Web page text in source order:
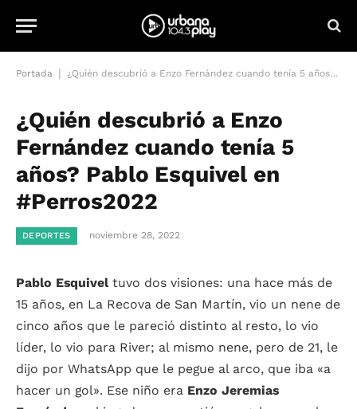
Portada ¿Quién descubrió a Enzo Fernández cuando tenía 5 años? Pablo Esquivel en #Perros2022
¿Quién descubrió a Enzo
Fernández cuando tenía 5
años? Pablo Esquivel en
#Perros2022
DEPORTES noviembre 28, 2022
Pablo Esquiveltuvo dos visiones: una hace más de
15 años, en La Recova de San Martín, vio un nene de
cinco años que le pareció distinto al resto, lo vio
líder, lo vio para River; al mismo nene, pero de 21, le
dijo por WhatsApp que le pegue al arco, que iba «a
hacer un gol». Ese niño era Enzo Jeremias